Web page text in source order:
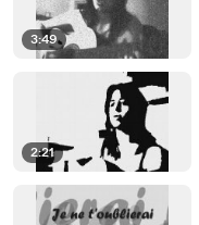
3:49
2:21